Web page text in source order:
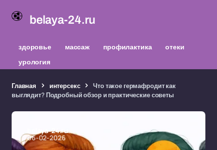
belaya-24.ru
здоровье массаж профилактика
отеки
урология
Главная интерсекс
Что такое гермафродит как
выглядит? Подробный обзор и практические советы
belaya-24.ru
06-02-2026